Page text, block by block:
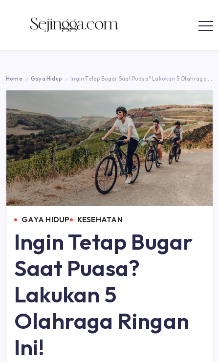
informasi
mengelola
keuangan,
investasi,
Home / Gaya Hidup / Ingin Tetap Bugar Saat Puasa? Lakukan 5 Olahraga Ringan Ini!
GAYA HIDUP KESEHATAN
Ingin Tetap Bugar
Saat Puasa?
Lakukan 5
Olahraga Ringan
Ini!